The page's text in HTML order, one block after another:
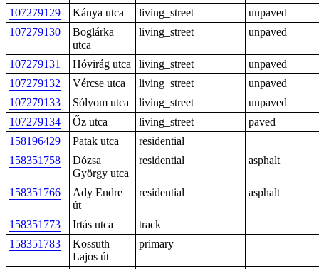
107279129 Kánya utca living_street
unpaved
107279130
Boglárka
utca
living_street unpaved
107279131 Hóvirág utca living_street
unpaved
107279132
Vércse utca living_street
unpaved
107279133
Sólyom utca living_street
unpaved
107279134
Őz utca living_street
paved
158196429
Patak utca
residential
158351758
Dózsa
György utca
residential asphalt
158351766
Ady Endre
út
residential asphalt
158351773 Irtás utca
track
158351783
Kossuth
Lajos út
primary